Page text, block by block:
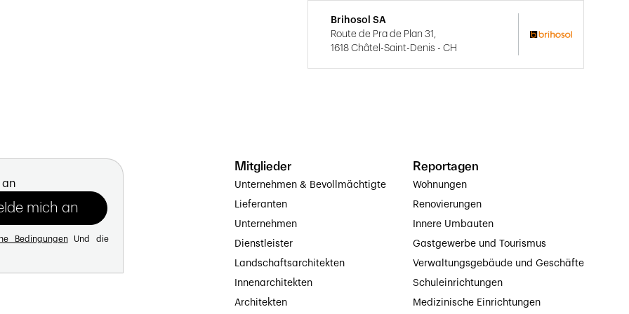
Brihosol SA
Route de Pra de Plan 31,
1618 Châtel-Saint-Denis - CH
an
BedingungenUnd die
Mitglieder
Unternehmen & Bevollmächtigte
Lieferanten
Unternehmen
Dienstleister
Landschaftsarchitekten
Innenarchitekten
Architekten
Reportagen
Wohnungen
Renovierungen
Innere Umbauten
Gastgewerbe und Tourismus
Verwaltungsgebäude und Geschäfte
Schuleinrichtungen
Medizinische Einrichtungen